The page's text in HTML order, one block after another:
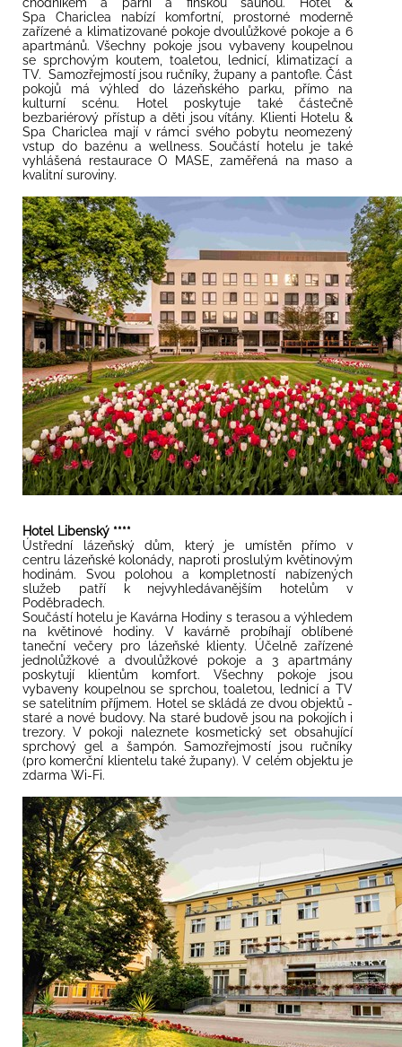
Spa Chariclea nabízí komfortní, prostorné moderně
zařízené a klimatizované pokoje dvoulůžkové pokoje a 6
apartmánů. Všechny pokoje jsou vybaveny koupelnou
se sprchovým koutem, toaletou, lednicí, klimatizací a
TV. Samozřejmostí jsou ručníky, župany a pantofle. Část
pokojů má výhled do lázeňského parku, přímo na
kulturní scénu. Hotel poskytuje také částečně
bezbariérový přístup a děti jsou vítány. Klienti Hotelu &
Spa Chariclea mají v rámci svého pobytu neomezený
vstup do bazénu a wellness. Součástí hotelu je také
vyhlášená restaurace O MASE, zaměřená na maso a
kvalitní suroviny.
Hotel Libenský ****
Ústřední lázeňský dům, který je umístěn přímo v
centru lázeňské kolonády, naproti proslulým květinovým
hodinám. Svou polohou a kompletností nabízených
služeb patří k nejvyhledávanějším hotelům v
Poděbradech.
Součástí hotelu je Kavárna Hodiny s terasou a výhledem
na květinové hodiny. V kavárně probíhají oblíbené
taneční večery pro lázeňské klienty. Účelně zařízené
jednolůžkové a dvoulůžkové pokoje a 3 apartmány
poskytují klientům komfort. Všechny pokoje jsou
vybaveny koupelnou se sprchou, toaletou, lednicí a TV
se satelitním příjmem. Hotel se skládá ze dvou objektů -
staré a nové budovy. Na staré budově jsou na pokojích i
trezory. V pokoji naleznete kosmetický set obsahující
sprchový gel a šampón. Samozřejmostí jsou ručníky
(pro komerční klientelu také župany). V celém objektu je
zdarma Wi-Fi.